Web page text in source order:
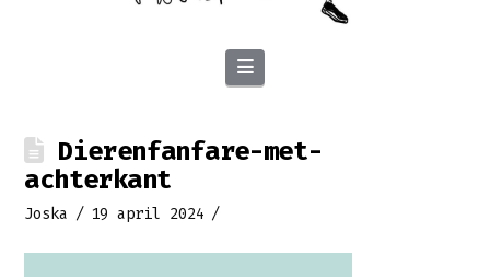
Navigation
Dierenfanfare-met-
achterkant
Joska 19 april 2024